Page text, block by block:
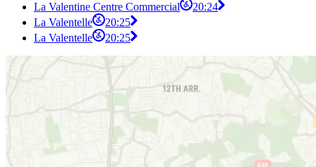
La Valentine Centre Commercial
20:24
La Valentelle
20:25
La Valentelle
20:25